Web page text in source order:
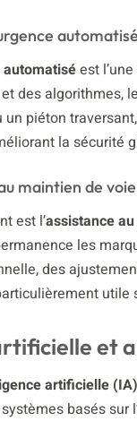
automatisé
automatiséest
des algorithmes,
piéton
la sécurité
maintien de voie
est l’assistance
les
des
et
artificielle (IA)
basés sur